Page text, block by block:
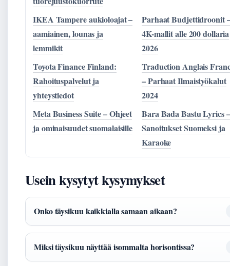
IKEA Tampere aukioloajat –
aamiainen, lounas ja
lemmikit
Parhaat Budjettidroonit
4K-mallit alle 200 dollaria
2026
Toyota Finance Finland:
Rahoituspalvelut ja
yhteystiedot
Traduction Anglais
– Parhaat Ilmaistyökalut
2024
Meta Business Suite – Ohjeet
ja ominaisuudet suomalaisille
Bara Bada Bastu Lyrics –
Sanoitukset Suomeksi ja
Karaoke
Usein kysytyt kysymykset
Onko täysikuu kaikkialla samaan aikaan?
Miksi täysikuu näyttää isommalta horisontissa?